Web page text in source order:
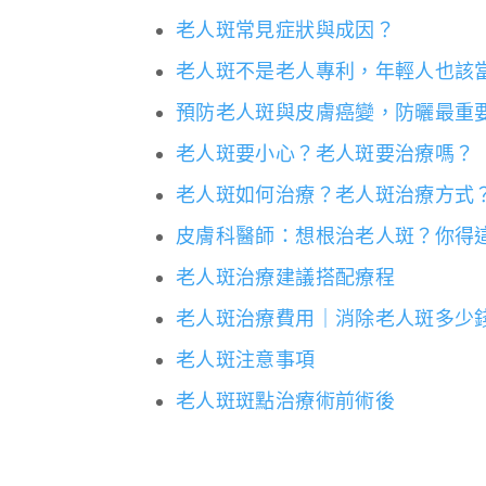
老人斑常見症狀與成因？
老人斑不是老人專利，年輕人也該
預防老人斑與皮膚癌變，防曬最重
老人斑要小心？老人斑要治療嗎？
老人斑如何治療？老人斑治療方式
皮膚科醫師：想根治老人斑？你得
老人斑治療建議搭配療程
老人斑治療費用｜消除老人斑多少
老人斑注意事項
老人斑斑點治療術前術後